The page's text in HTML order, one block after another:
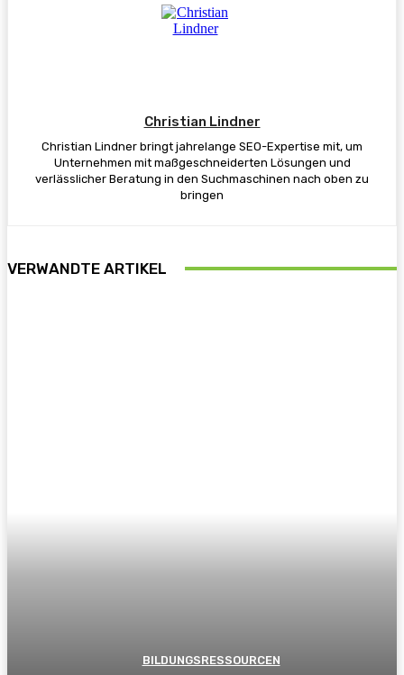
Christian Lindner
Christian Lindner bringt jahrelange SEO-Expertise mit, um
Unternehmen mit maßgeschneiderten Lösungen und
verlässlicher Beratung in den Suchmaschinen nach oben zu
bringen
VERWANDTE ARTIKEL
BILDUNGSRESSOURCEN